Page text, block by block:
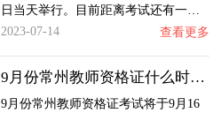
日当天举行。目前距离考试还有一…
2023-07-14
查看更多
9月份常州教师资格证什么时候考？
9月份常州教师资格证考试将于9月16